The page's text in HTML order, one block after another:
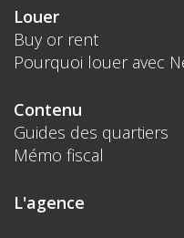
Louer
Buy or rent
Pourquoi louer avec
Contenu
Guides des quartiers
Mémo fiscal
L'agence